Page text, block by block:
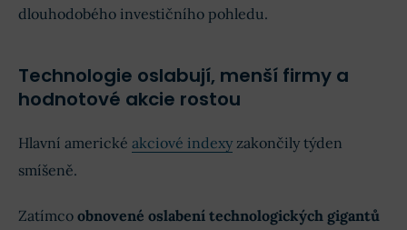
dlouhodobého investičního pohledu.
Technologie oslabují, menší firmy a
hodnotové akcie rostou
Hlavní americké akciové indexy zakončily týden
smíšeně.
Zatímco obnovené oslabení technologických gigantů